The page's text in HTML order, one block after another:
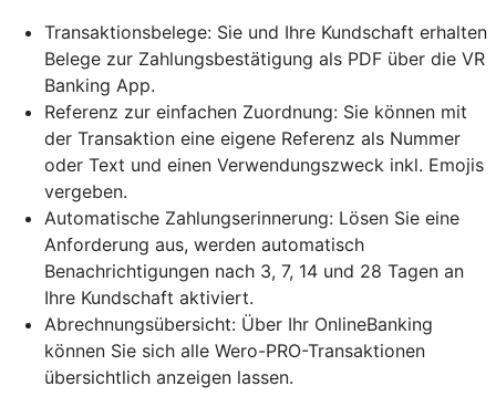
Transaktionsbelege: Sie und Ihre Kundschaft erhalten
Belege zur Zahlungsbestätigung als PDF über die VR
Banking App.
Referenz zur einfachen Zuordnung: Sie können mit
der Transaktion eine eigene Referenz als Nummer
oder Text und einen Verwendungszweck inkl. Emojis
vergeben.
Automatische Zahlungserinnerung: Lösen Sie eine
Anforderung aus, werden automatisch
Benachrichtigungen nach 3, 7, 14 und 28 Tagen an
Ihre Kundschaft aktiviert.
Abrechnungsübersicht: Über Ihr OnlineBanking
können Sie sich alle Wero-PRO-Transaktionen
übersichtlich anzeigen lassen.